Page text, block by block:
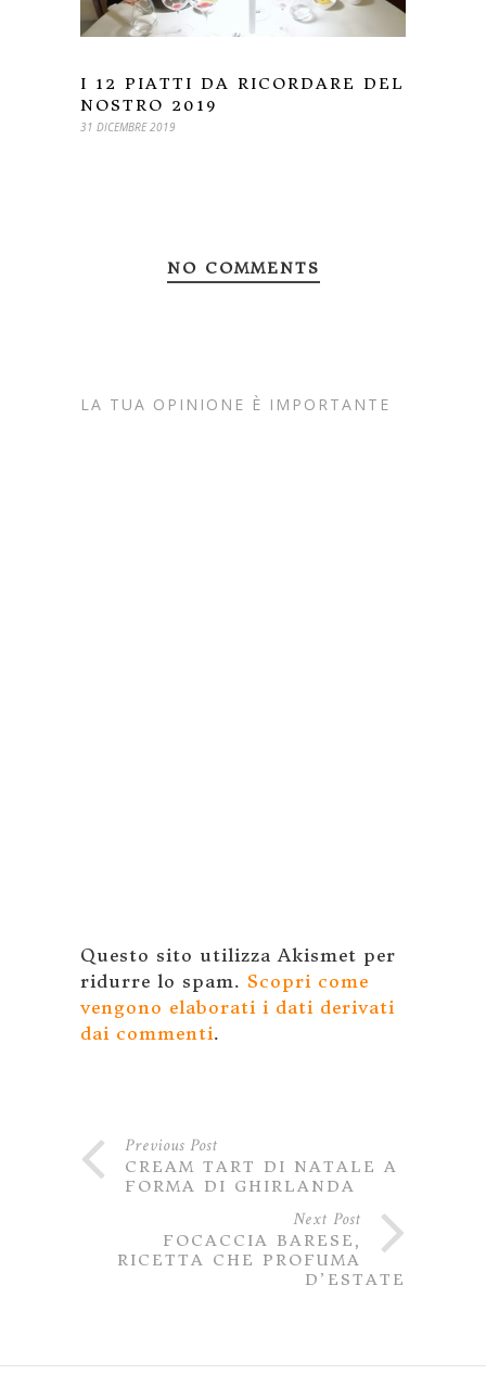
I 12 PIATTI DA RICORDARE DEL
NOSTRO 2019
31 DICEMBRE 2019
NO COMMENTS
LA TUA OPINIONE È IMPORTANTE
Questo sito utilizza Akismet per
ridurre lo spam. Scopri come
vengono elaborati i dati derivati
dai commenti.
Previous Post
CREAM TART DI NATALE A
FORMA DI GHIRLANDA
Next Post
FOCACCIA BARESE,
RICETTA CHE PROFUMA
D’ESTATE